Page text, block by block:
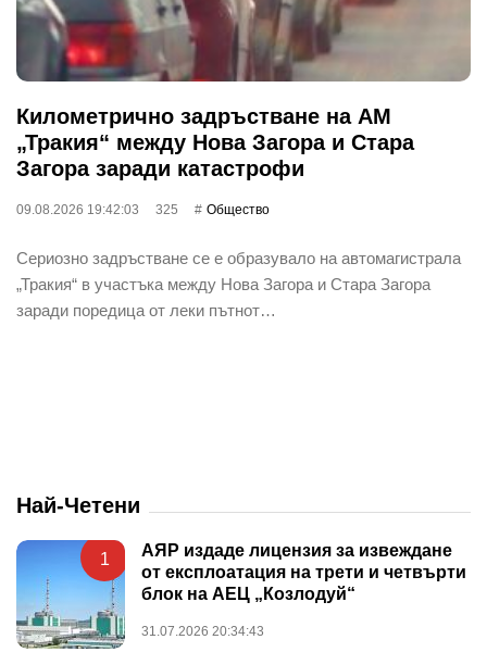
Километрично задръстване на АМ
„Тракия“ между Нова Загора и Стара
Загора заради катастрофи
09.08.2026 19:42:03 325 Общество
Сериозно задръстване се е образувало на автомагистрала
„Тракия“ в участъка между Нова Загора и Стара Загора
заради поредица от леки пътнот…
Най-Четени
1
АЯР издаде лицензия за извеждане
от експлоатация на трети и четвърти
блок на АЕЦ „Козлодуй“
31.07.2026 20:34:43